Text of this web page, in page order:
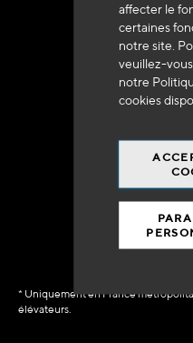
affecter le
certaines
notre site.
veuillez-
notre
cookies
à
90%
en
* Uniquement en France
élévateurs.